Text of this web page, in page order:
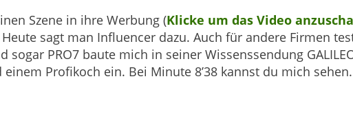
Szene in ihre Werbung (Klicke um das Video
sagt man Influencer dazu. Auch für andere Firmen
PRO7 baute mich in seiner Wissenssendung
Profikoch ein. Bei Minute 8’38 kannst du mich